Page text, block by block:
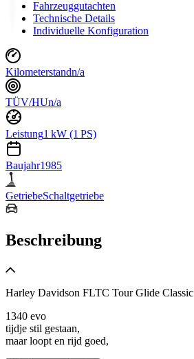
Fahrzeuggutachten
Technische Details
Individuelle Konfiguration
Kilometerstandn/a
TÜV/HUn/a
Leistung1 kW (1 PS)
Baujahr1985
GetriebeSchaltgetriebe
Beschreibung
Harley Davidson FLTC Tour Glide Classic
1340 evo
tijdje stil gestaan,
maar loopt en rijd goed,